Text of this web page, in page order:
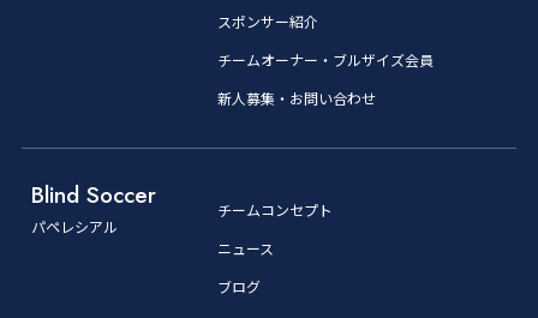
スポンサー紹介
チームオーナー・ブルザイズ会員
新人募集・お問い合わせ
Blind Soccer
パペレシアル
チームコンセプト
ニュース
ブログ